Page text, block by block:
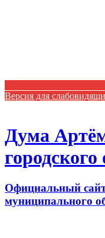
Версия для
Дума
городского
Официальный сайт
муниципального